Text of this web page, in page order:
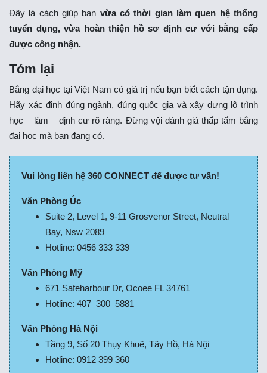
Đây là cách giúp bạn vừa có thời gian làm quen hệ thống
tuyển dụng, vừa hoàn thiện hồ sơ định cư với bằng cấp
được công nhận.
Tóm lại
Bằng đại học tại Việt Nam có giá trị nếu bạn biết cách tận dụng.
Hãy xác định đúng ngành, đúng quốc gia và xây dựng lộ trình
học – làm – định cư rõ ràng. Đừng vội đánh giá thấp tấm bằng
đại học mà bạn đang có.
Vui lòng liên hệ 360 CONNECT để được tư vấn!
Văn Phòng Úc
Suite 2, Level 1, 9-11 Grosvenor Street, Neutral
Bay, Nsw 2089
Hotline: 0456 333 339
Văn Phòng Mỹ
671 Safeharbour Dr, Ocoee FL 34761
Hotline: 407 300 5881
Văn Phòng Hà Nội
Tầng 9, Số 20 Thụy Khuê, Tây Hồ, Hà Nội
Hotline: 0912 399 360